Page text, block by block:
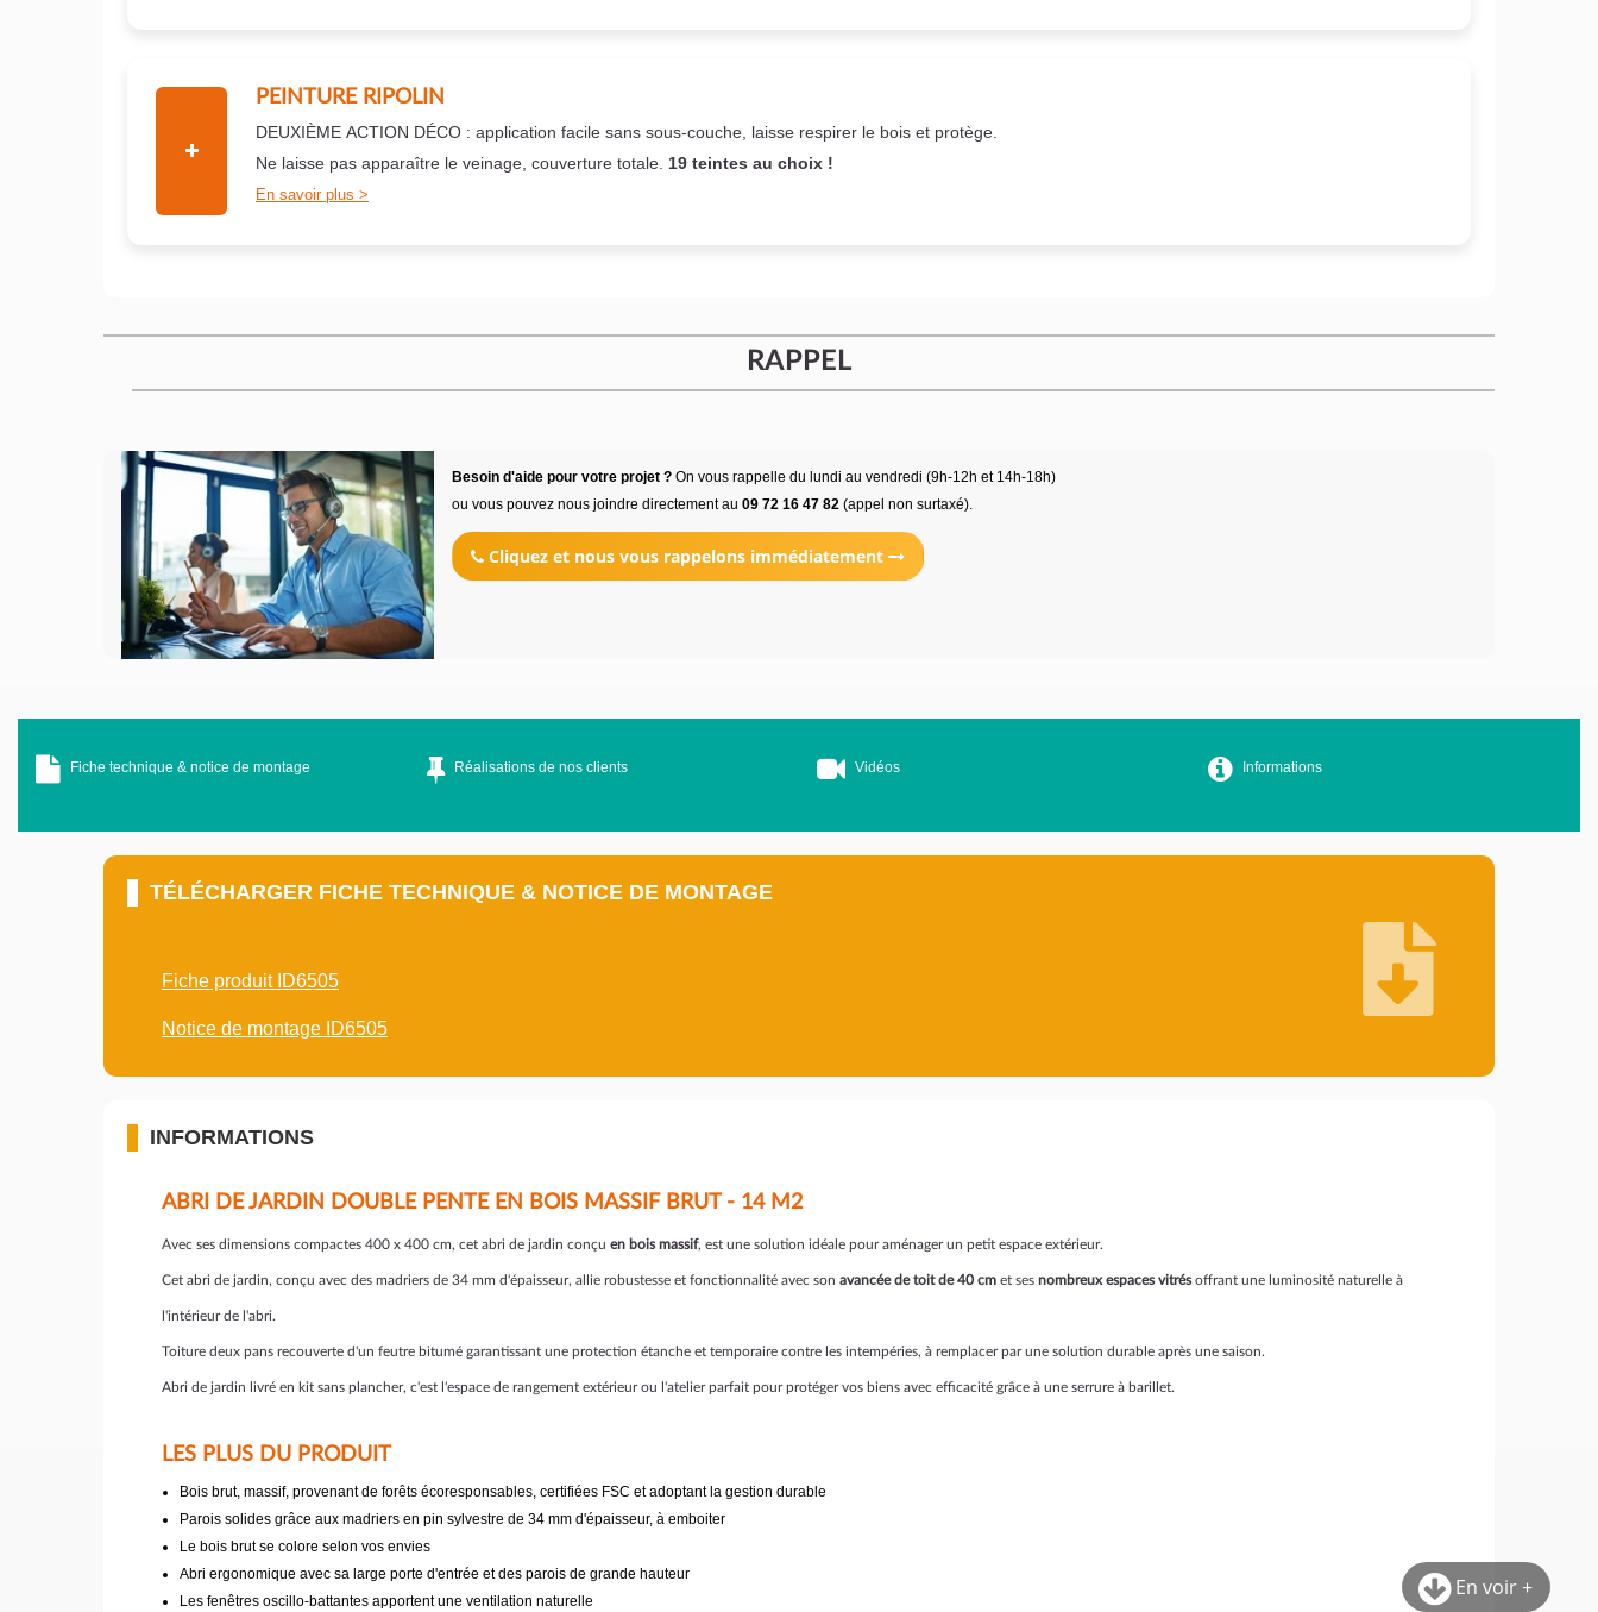
PEINTURE RIPOLIN
DEUXIÈME ACTION DÉCO : application facile sans sous-couche, laisse respirer le bois et protège.
Ne laisse pas apparaître le veinage, couverture totale. 19 teintes au choix !
En savoir plus
RAPPEL
Besoin d'aide pour votre projet ?On vous rappelle du lundi au vendredi (9h-12h et 14h-18h)
ou vous pouvez nous joindre directement au 09 72 16 47 82(appel non surtaxé).
Cliquez et nous vous rappelons immédiatement
En voir +
Fiche technique & notice de montage Réalisations de nos clients Vidéos Informations
TÉLÉCHARGER FICHE TECHNIQUE & NOTICE DE MONTAGE
Fiche produit ID6505
Notice de montage ID6505
INFORMATIONS
ABRI DE JARDIN DOUBLE PENTE EN BOIS MASSIF BRUT - 14 M2
Avec ses dimensions compactes 400 x 400 cm, cet abri de jardin conçu en bois massif, est une solution idéale pour aménager un petit espace extérieur.
Cet abri de jardin, conçu avec des madriers de 34 mm d'épaisseur, allie robustesse et fonctionnalité avec son avancée de toit de 40 cm et ses nombreux espaces vitrésoffrant une luminosité naturelle à
l'intérieur de l'abri.
Toiture deux pans recouverte d'un feutre bitumé garantissant une protection étanche et temporaire contre les intempéries, à remplacer par une solution durable après une saison.
Abri de jardin livré en kit sans plancher, c'est l'espace de rangement extérieur ou l'atelier parfait pour protéger vos biens avec efficacité grâce à une serrure à barillet.
LES PLUS DU PRODUIT
Bois brut, massif, provenant de forêts écoresponsables, certifiées FSC et adoptant la gestion durable
Parois solides grâce aux madriers en pin sylvestre de 34 mm d'épaisseur, à emboiter
Le bois brut se colore selon vos envies
Abri ergonomique avec sa large porte d'entrée et des parois de grande hauteur
Les fenêtres oscillo-battantes apportent une ventilation naturelle